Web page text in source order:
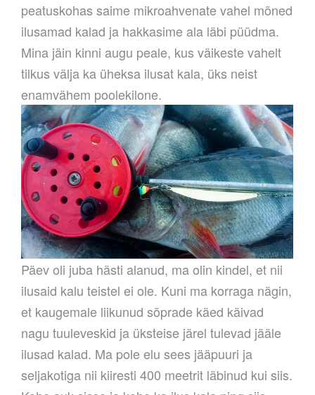
peatuskohas saime mikroahvenate vahel mõned
ilusamad kalad ja hakkasime ala läbi püüdma.
Mina jäin kinni augu peale, kus väikeste vahelt
tilkus välja ka üheksa ilusat kala, üks neist
enamvähem poolekilone.
Päev oli juba hästi alanud, ma olin kindel, et nii
ilusaid kalu teistel ei ole. Kuni ma korraga nägin,
et kaugemale liikunud sõprade käed käivad
nagu tuuleveskid ja üksteise järel tulevad jääle
ilusad kalad. Ma pole elu sees jääpuuri ja
seljakotiga nii kiiresti 400 meetrit läbinud kui siis.